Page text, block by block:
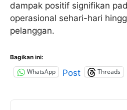
dampak positif signifikan
operasional sehari-hari
pelanggan.
Bagikan ini:
WhatsApp Post Threads